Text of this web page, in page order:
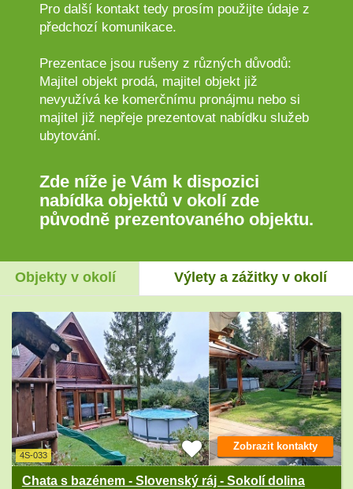
Pro další kontakt tedy prosím použijte údaje z
předchozí komunikace.
Prezentace jsou rušeny z různých důvodů:
Majitel objekt prodá, majitel objekt již
nevyužívá ke komerčnímu pronájmu nebo si
majitel již nepřeje prezentovat nabídku služeb
ubytování.
Zde níže je Vám k dispozici
nabídka objektů v okolí zde
původně prezentovaného objektu.
Objekty v okolí Výlety a zážitky v okolí
4S-033
Chata s bazénem - Slovenský ráj - Sokolí dolina
Zobrazit kontakty